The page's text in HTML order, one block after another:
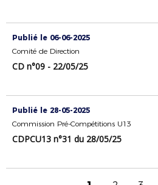
Publié le 06-06-2025
Comité de Direction
CD n°09 - 22/05/25
Publié le 28-05-2025
Commission Pré-Compétitions U13
CDPCU13 n°31 du 28/05/25